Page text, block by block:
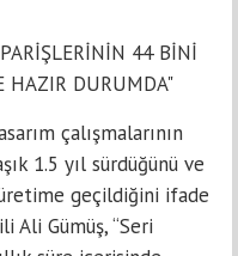
44 BİNİ
HAZIR DURUMDA"
çalışmalarının
1.5 yıl sürdüğünü ve
geçildiğini ifade
Ali Gümüş, “Seri